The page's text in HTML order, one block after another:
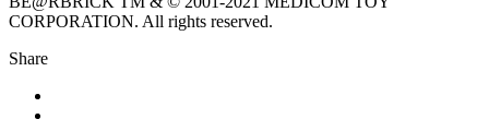
CORPORATION. All rights reserved.
Share